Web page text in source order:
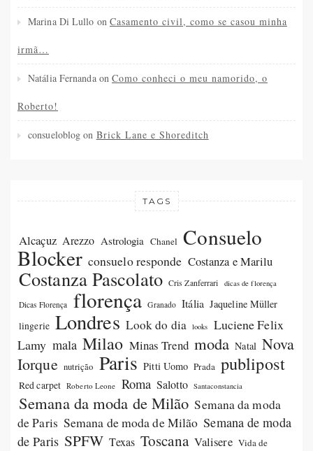
Marina Di Lullo on Casamento civil, como se casou minha
irmã…
Natália FernandaonComo conheci o meu namorido, o
Roberto!
consueloblog on Brick Lane e Shoreditch
TAGS
Alcaçuz Arezzo Astrologia Chanel Consuelo
Blocker consuelo responde Costanza e Marilu
Costanza Pascolato Cris Zanferrari dicas de florença
Dicas Florença florença Granado Itália Jaqueline Müller
lingerie Londres Look do dia looks
Luciene Felix
Lamy mala Milao Minas Trend moda Natal Nova
Iorque nutrição Paris Pitti Uomo Prada publipost
Red carpet Roberto Leone Roma Salotto Santaconstancia
Semana da moda de Milão Semana da moda
de Paris Semana de moda de Milão Semana de moda
de Paris SPFW Texas Toscana Valisere Vida de